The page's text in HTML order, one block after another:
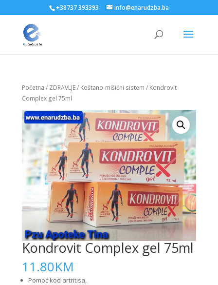
+38737 393393 info@enarudzba.ba
Početna / ZDRAVLJE/ Koštano-mišićni sistem / Kondrovit
Complex gel 75ml
Kondrovit Complex gel 75ml
11.80KM
Pomoć kod artritisa,